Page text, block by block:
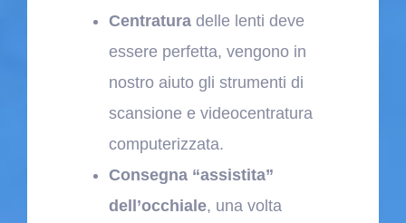
Centraturadelle lenti deve
essere perfetta, vengono in
nostro aiuto gli strumenti di
scansione e videocentratura
computerizzata.
Consegna “assistita”
dell’occhiale, una volta